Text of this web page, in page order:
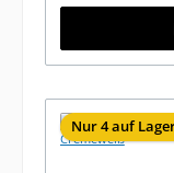
Nur 4 auf